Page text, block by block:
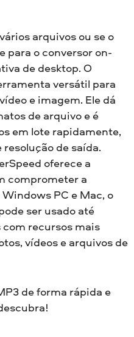
arquivos ou se o
para o conversor on-
de desktop. O
versátil para
e imagem. Ele dá
de arquivo e é
em lote rapidamente,
de saída.
oferece a
comprometer a
PC e Mac, o
ser usado até
recursos mais
vídeos e arquivos de
de forma rápida e